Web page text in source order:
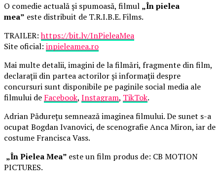
O comedie actuală și spumoasă, filmul „În pielea
mea” este distribuit de T.R.I.B.E. Films.
TRAILER:https://bit.ly/InPieleaMea
Site oficial: inpieleamea.ro
Mai multe detalii, imagini de la filmări, fragmente din film,
declarații din partea actorilor și informații despre
concursuri sunt disponibile pe paginile social media ale
filmului de Facebook, Instagram, TikTok.
Adrian Pădurețu semnează imaginea filmului. De sunet s-a
ocupat Bogdan Ivanovici, de scenografie Anca Miron, iar de
costume Francisca Vass.
„În Pielea Mea” este un film produs de: CB MOTION
PICTURES.